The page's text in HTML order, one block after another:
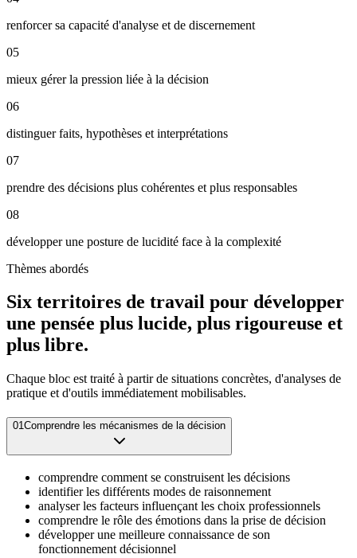
renforcer sa capacité d'analyse et de discernement
05
mieux gérer la pression liée à la décision
06
distinguer faits, hypothèses et interprétations
07
prendre des décisions plus cohérentes et plus responsables
08
développer une posture de lucidité face à la complexité
Thèmes abordés
Six territoires de travail pour développer
une pensée plus lucide, plus rigoureuse et
plus libre.
Chaque bloc est traité à partir de situations concrètes, d'analyses de
pratique et d'outils immédiatement mobilisables.
01Comprendre les mécanismes de la décision
comprendre comment se construisent les décisions
identifier les différents modes de raisonnement
analyser les facteurs influençant les choix professionnels
comprendre le rôle des émotions dans la prise de décision
développer une meilleure connaissance de son
fonctionnement décisionnel